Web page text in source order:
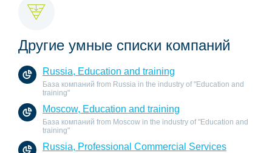
Другие умные списки компаний
Russia, Education and training
База компаний from Russia in the industry of "Education and
training"
Moscow, Education and training
База компаний from Moscow in the industry of "Education and
training"
Russia, Professional Commercial Services